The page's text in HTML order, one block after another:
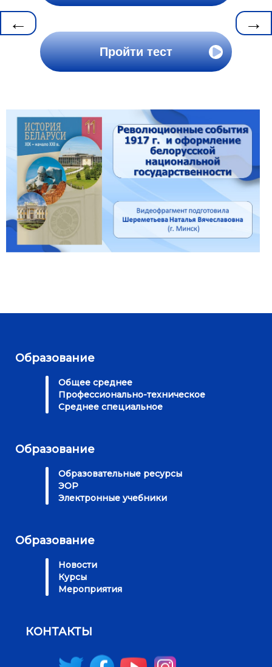
← →
Пройти тест
Образование
Общее среднее
Профессионально-техническое
Среднее специальное
Образование
Образовательные ресурсы
ЭОР
Электронные учебники
Образование
Новости
Курсы
Мероприятия
КОНТАКТЫ